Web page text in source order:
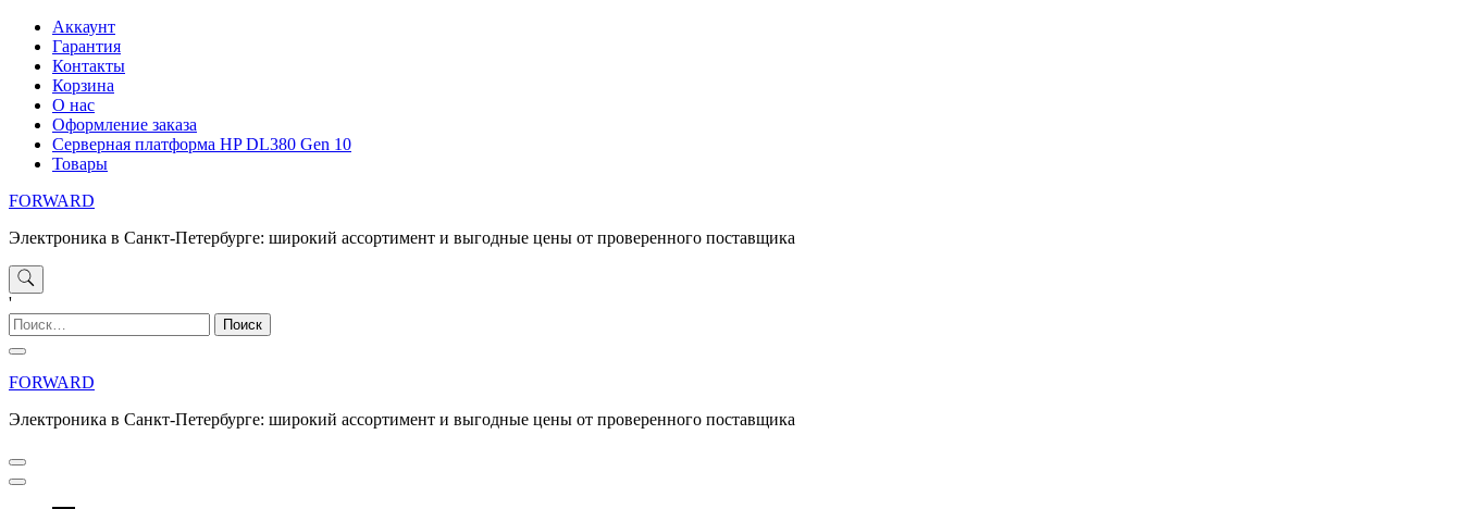
Перейти
содержимому
Аккаунт
Гарантия
Контакты
Корзина
О нас
Оформление заказа
Серверная платформа HP DL380 Gen 10
Товары
FORWARD
Электроника в Санкт-Петербурге: широкий ассортимент и выгодные цены от проверенного поставщика
'
Найти:
FORWARD
Электроника в Санкт-Петербурге: широкий ассортимент и выгодные цены от проверенного поставщика